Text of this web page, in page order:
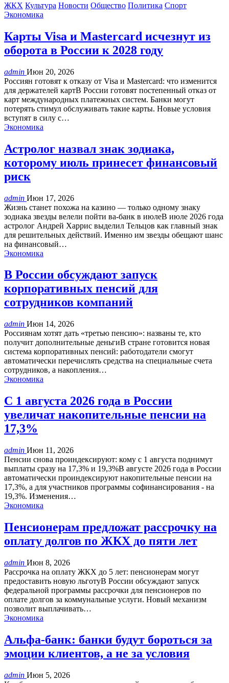
ЖКХ Культура Новости Общество Политика Спорт
Экономика
Карты Visa и Mastercard исчезнут из
оборота в России к 2028 году
admin Июн 20, 2026
Россиян готовят к отказу от Visa и Mastercard: что изменится
для держателей картВ России готовят постепенный отказ от
карт международных платежных систем. Банки могут
потерять стимул обслуживать такие карты. Новые условия
вступят в силу с…
Экономика
Астролог назвал знак зодиака,
которому июль принесет финансовый
риск
admin Июн 17, 2026
Жизнь станет похожа на казино — только одному знаку
зодиака звезды велели пойти ва-банк в июлеВ июле 2026 года
астролог Андрей Харрис выделил Тельцов как главный знак
для решительных действий. Именно им звезды обещают шанс
на финансовый…
Экономика
В России обсуждают запуск
корпоративных пенсий для
сотрудников компаний
admin Июн 14, 2026
Россиянам хотят дать «третью пенсию»: названы те, кто
получит дополнительные деньгиВ стране готовится новая
система корпоративных пенсий: работодатели смогут
автоматически перечислять средства на специальные счета
сотрудников, а накопления…
Экономика
С 1 августа 2026 года в России
увеличат накопительные пенсии на
17,3%
admin Июн 11, 2026
Пенсии снова проиндексируют: кому с 1 августа поднимут
выплаты сразу на 17,3% и 19,3%В августе 2026 года в России
автоматически проиндексируют накопительные пенсии на
17,3%, а для участников программы софинансирования - на
19,3%. Изменения…
Экономика
Пенсионерам предложат рассрочку на
оплату долгов по ЖКХ до пяти лет
admin Июн 8, 2026
Рассрочка на оплату ЖКХ до 5 лет: пенсионерам могут
предоставить новую льготуВ России обсуждают запуск
федеральной программы рассрочки для пенсионеров по
оплате долгов за коммунальные услуги. Новый механизм
позволит выплачивать…
Экономика
Альфа-банк: банки будут бороться за
эмоции клиентов, а не за условия
admin Июн 5, 2026